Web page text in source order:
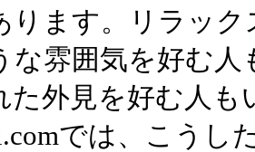
ります。リラック
な雰囲気を好む
た外見を好む人も
では、こうし